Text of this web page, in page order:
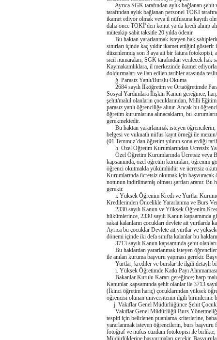
Ayrıca SGK tarafından aylık bağlanan şehit
tarafından aylık bağlanan personel TOKİ
ikamet ediyor olmak veya il nüfusuna kayıtlı
daha önce TOKİ’den konut ya da kredi alınıp
müteakip sabit taksitle 20 yılda ödenir.
Bu haktan yararlanmak isteyen hak
sınırları içinde kaç yıldır ikamet ettiğini
düzenlenmiş son 3 aya ait bir fatura
sicil numaraları, SGK tarafından verilecek
Kaymakamlıklara, il merkezinde ikamet
doldurmaları ve ilan edilen tarihler arasında
ğ. Parasız Yatılı/Burslu Okuma
2684 sayılı İlköğretim ve Ortaöğretimde
Sosyal Yardımlara İlişkin Kanun gereğince,
şehit/malul olanların çocuklarından, Milli Eğitim
parasız yatılı öğrenciliğe alınır. Ancak bu
öğretim kurumlarına alınacakların, bu
gerekmektedir.
Bu haktan yararlanmak isteyen öğrencilerin;
belgesi ve vukuatlı nüfus kayıt örneği ile
(01 Temmuz’dan öğretim yılının sona erdiği
h. Özel Öğretim Kurumlarından Ücretsiz
Özel Öğretim Kurumlarında Ücretsiz veya
kapsamında; özel öğretim kurumları, öğrenim
öğrenci okutmakla yükümlüdür ve ücretsiz
Kurumlarında ücretsiz okumak için başvuracak
notunun indirilmemiş olması şartları aranır. Bu
gerekir.
ı. Yüksek Öğrenim Kredi ve Yurtlar
Kredilerinden Öncelikle Yararlanma ve Burs
2330 sayılı Kanun ve Yüksek Öğrenim
hükümlerince, 2330 sayılı Kanun kapsamında
sakat kalanların çocukları devlete ait yurtlarda
Ayrıca bu çocuklar Devlete ait yurtlar ve
dönemi içinde iki defa sınıfta kalanlar bu
3713 sayılı Kanun kapsamında şehit
Bu haklardan yararlanmak isteyen
ile anılan kuruma başvuru yapması gerekir.
Yurtlar, krediler ve burslar ile ilgili detaylı
i. Yüksek Öğretimde Katkı Payı Alınmaması
Bakanlar Kurulu Kararı gereğince; harp
Kanunlar kapsamında şehit olanlar ile 3713
(İkinci öğretim hariç) çocuklarından yüksek
öğrencisi olunan üniversitenin ilgili birimlerine
j. Vakıflar Genel Müdürlüğünce Şehit
Vakıflar Genel Müdürlüğü Burs
tespiti için belirlenen puanlama kriterlerine,
yararlanmak isteyen öğrencilerin, burs başvuru
fotoğraf ve nüfus cüzdanı fotokopisi ile
Müdürlüklerine başvurmaları gerekir.